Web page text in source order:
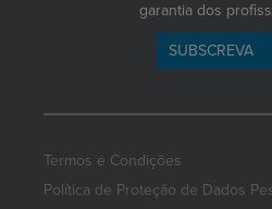
garantia dos
SUBSCREVA
Termos e Condições
Política de Proteção de Dados